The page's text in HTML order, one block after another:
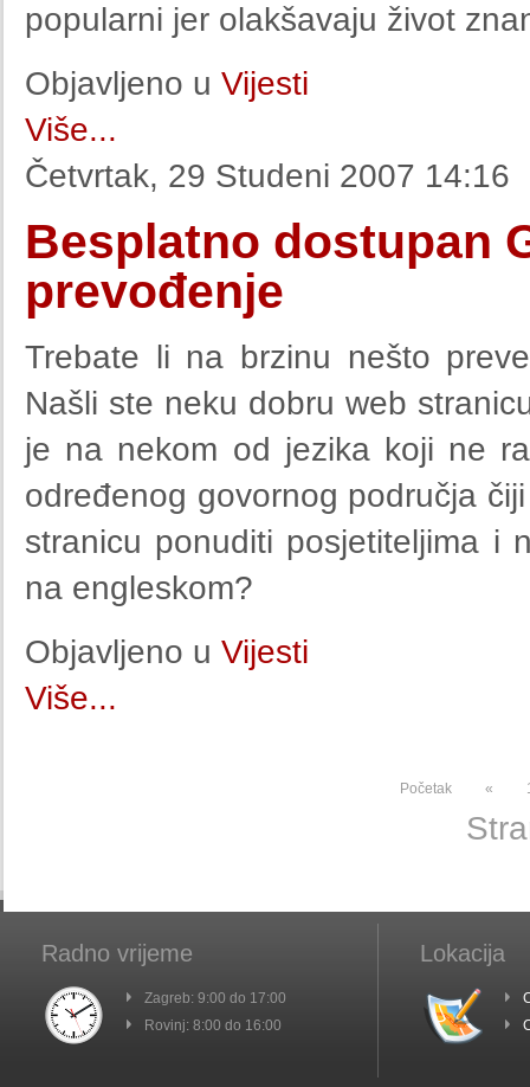
popularni jer olakšavaju život
Objavljeno u Vijesti
Više...
Četvrtak, 29 Studeni 2007 14:16
Besplatno dostupan
prevođenje
Trebate li na brzinu nešto
Našli ste neku dobru web
je na nekom od jezika koji ne
određenog govornog područja
stranicu ponuditi posjetiteljima i
na engleskom?
Objavljeno u Vijesti
Više...
Početak «
Radno vrijeme
Zagreb: 9:00 do 17:00
Rovinj: 8:00 do 16:00
Lokacija